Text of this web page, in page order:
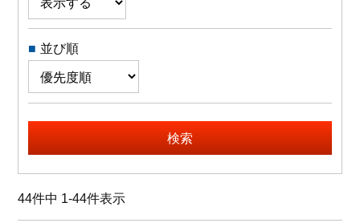
Instagram
facebook
お問い合わせ
プライバシーポリシー
特定商取引法に関する表示
並び順
検索
44件中 1-44件表示